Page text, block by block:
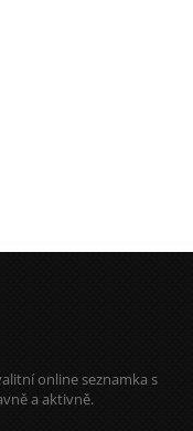
online seznamka s
a aktivně.